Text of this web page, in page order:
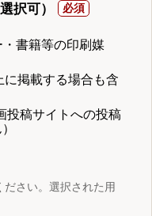
択可）
書籍等の印刷媒
掲載する場合も含
投稿サイトへの投稿
さい。選択された用